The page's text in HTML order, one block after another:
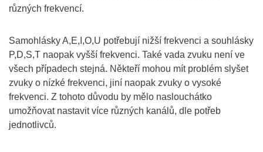
různých frekvencí.
Samohlásky A,E,I,O,U potřebují nižší frekvenci a souhlásky
P,D,S,T naopak vyšší frekvenci. Také vada zvuku není ve
všech případech stejná. Někteří mohou mít problém slyšet
zvuky o nízké frekvenci, jiní naopak zvuky o vysoké
frekvenci. Z tohoto důvodu by mělo naslouchátko
umožňovat nastavit více různých kanálů, dle potřeb
jednotlivců.